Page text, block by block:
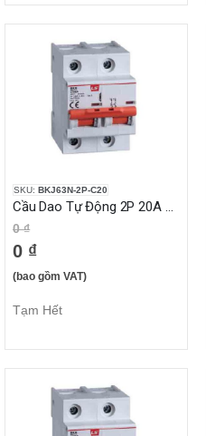
SKU: BKJ63N-2P-C20
Cầu Dao Tự Động 2P 20A 6KA
0 ₫
0 ₫
(bao gồm VAT)
Tạm Hết